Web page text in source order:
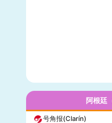
迈阿密先驱报(Miami
阿根廷
号角报(Clarín)